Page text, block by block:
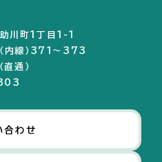
川町1丁目1-1
線）371～373
通）
合わせ